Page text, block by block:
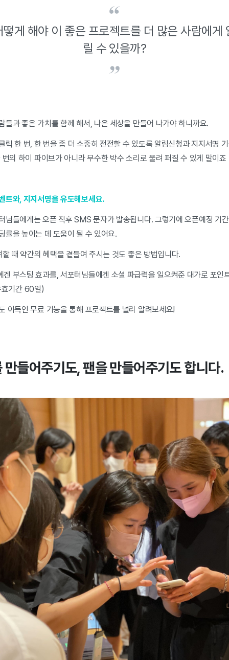
떻게 해야 이 좋은 프로젝트를 더 많은 사람에게
릴 수 있을까?
들과 좋은 가치를 함께 해서, 나은 세상을 만들어 나가야 하니까요.
릭 한 번, 한 번을 좀 더 소중히 전전할 수 있도록 알림신청과 지지서명
의 하이 파이브가 아니라 무수한 박수 소리로 울려 퍼질 수 있게 말이죠
트와, 지지서명을 유도해보세요.
님들에게는 오픈 직후 SMS 문자가 발송됩니다. 그렇기에 오픈예정 기
률을 높이는 데 도움이 될 수 있어요.
때 약간의 혜택을 곁들여 주시는 것도 좋은 방법입니다.
겐 부스팅 효과를, 서포터님들에겐 소셜 파급력을 일으켜준 대가로 포인
기간 60일)
이득인 무료 기능을 통해 프로젝트를 널리 알려보세요!
만들어주기도, 팬을 만들어주기도 합니다.